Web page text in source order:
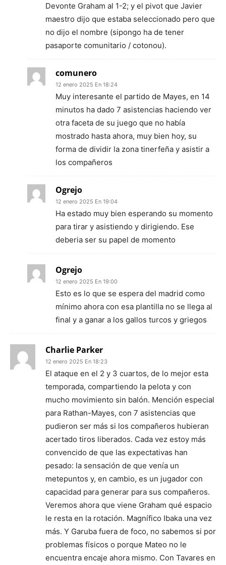
Devonte Graham al 1-2; y el pivot que Javier
maestro dijo que estaba seleccionado pero que
no dijo el nombre (sipongo ha de tener
pasaporte comunitario / cotonou).
comunero
12 enero 2025 En 18:24
Muy interesante el partido de Mayes, en 14
minutos ha dado 7 asistencias haciendo ver
otra faceta de su juego que no había
mostrado hasta ahora, muy bien hoy, su
forma de dividir la zona tinerfeña y asistir a
los compañeros
Ogrejo
12 enero 2025 En 19:04
Ha estado muy bien esperando su momento
para tirar y asistiendo y dirigiendo. Ese
deberia ser su papel de momento
Ogrejo
12 enero 2025 En 19:00
Esto es lo que se espera del madrid como
mínimo ahora con esa plantilla no se llega al
final y a ganar a los gallos turcos y griegos
Charlie Parker
12 enero 2025 En 18:23
El ataque en el 2 y 3 cuartos, de lo mejor esta
temporada, compartiendo la pelota y con
mucho movimiento sin balón. Mención especial
para Rathan-Mayes, con 7 asistencias que
pudieron ser más si los compañeros hubieran
acertado tiros liberados. Cada vez estoy más
convencido de que las expectativas han
pesado: la sensación de que venía un
metepuntos y, en cambio, es un jugador con
capacidad para generar para sus compañeros.
Veremos ahora que viene Graham qué espacio
le resta en la rotación. Magnífico Ibaka una vez
más. Y Garuba fuera de foco, no sabemos si por
problemas físicos o porque Mateo no le
encuentra encaje ahora mismo. Con Tavares en